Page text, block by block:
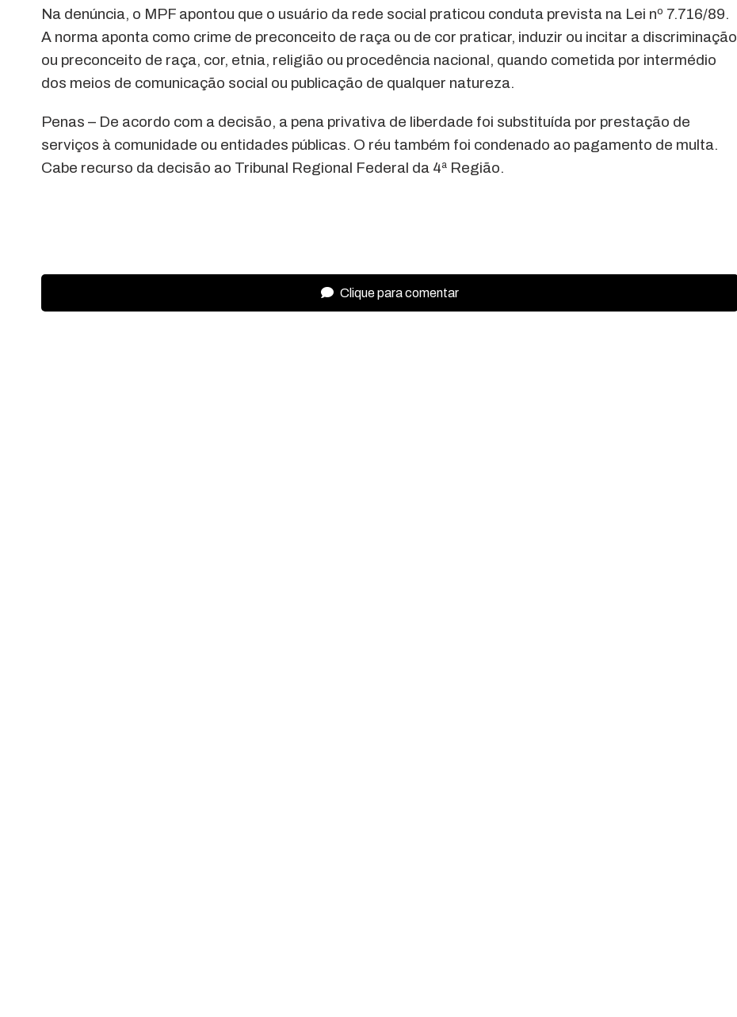
Na denúncia, o MPF apontou que o usuário da rede social praticou conduta prevista na Lei nº 7.716/89.
A norma aponta como crime de preconceito de raça ou de cor praticar, induzir ou incitar a discriminação
ou preconceito de raça, cor, etnia, religião ou procedência nacional, quando cometida por intermédio
dos meios de comunicação social ou publicação de qualquer natureza.
Penas – De acordo com a decisão, a pena privativa de liberdade foi substituída por prestação de
serviços à comunidade ou entidades públicas. O réu também foi condenado ao pagamento de multa.
Cabe recurso da decisão ao Tribunal Regional Federal da 4ª Região.
Clique para comentar